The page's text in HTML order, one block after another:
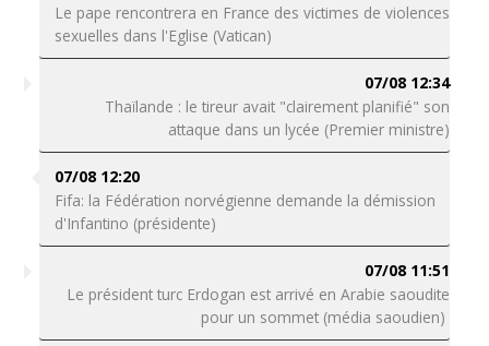
Le pape rencontrera en France des victimes de violences
sexuelles dans l'Eglise (Vatican)
07/08 12:34
Thaïlande : le tireur avait "clairement planifié" son
attaque dans un lycée (Premier ministre)
07/08 12:20
Fifa: la Fédération norvégienne demande la démission
d'Infantino (présidente)
07/08 11:51
Le président turc Erdogan est arrivé en Arabie saoudite
pour un sommet (média saoudien)